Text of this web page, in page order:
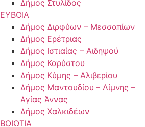
Δήμος Στυλίδος
ΕΥΒΟΙΑ
Δήμος Διρφύων – Μεσσαπίων
Δήμος Ερέτριας
Δήμος Ιστιαίας – Αιδηψού
Δήμος Καρύστου
Δήμος Κύμης – Αλιβερίου
Δήμος Μαντουδίου – Λίμνης –
Αγίας Άννας
Δήμος Χαλκιδέων
ΒΟΙΩΤΙΑ